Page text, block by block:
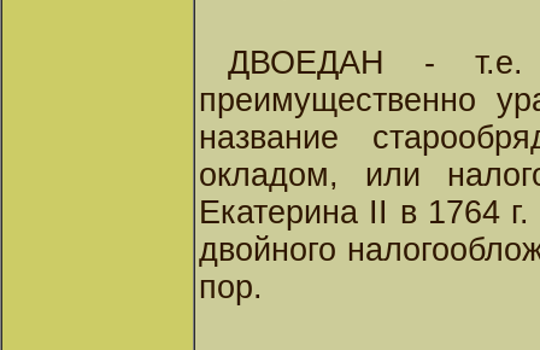
ДВОЕДАН - т.е.
преимущественно
название
окладом, или
Екатерина II в 1764
двойного
пор.